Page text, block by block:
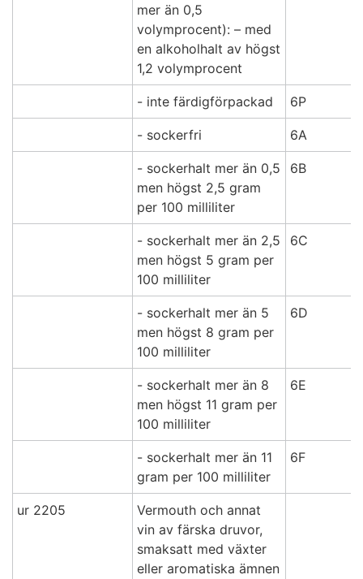
mer än 0,5
volymprocent): – med
en alkoholhalt av högst
1,2 volymprocent
- inte färdigförpackad 6P
- sockerfri 6A
- sockerhalt mer än 0,5
men högst 2,5 gram
per 100 milliliter
6B
- sockerhalt mer än 2,5
men högst 5 gram per
100 milliliter
6C
- sockerhalt mer än 5
men högst 8 gram per
100 milliliter
6D
- sockerhalt mer än 8
men högst 11 gram per
100 milliliter
6E
- sockerhalt mer än 11
gram per 100 milliliter
6F
ur 2205
Vermouth och annat
vin av färska druvor,
smaksatt med växter
eller aromatiska ämnen